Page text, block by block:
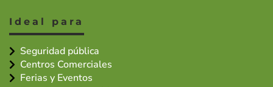
Ideal para
Seguridad pública
Centros Comerciales
Ferias y Eventos